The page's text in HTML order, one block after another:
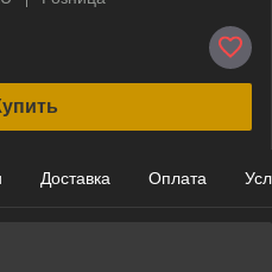
Доставка Оплата